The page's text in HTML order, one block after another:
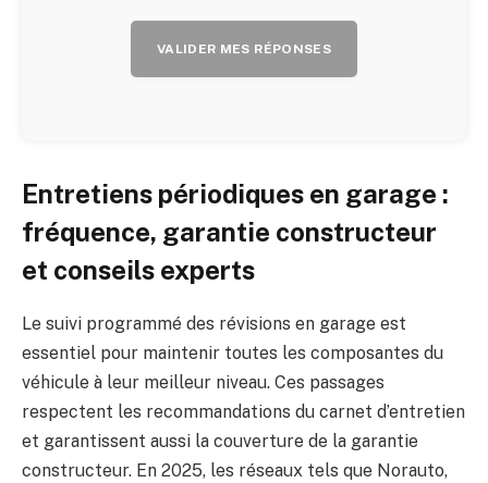
VALIDER MES RÉPONSES
Entretiens périodiques en garage :
fréquence, garantie constructeur
et conseils experts
Le suivi programmé des révisions en garage est
essentiel pour maintenir toutes les composantes du
véhicule à leur meilleur niveau. Ces passages
respectent les recommandations du carnet d’entretien
et garantissent aussi la couverture de la garantie
constructeur. En 2025, les réseaux tels que Norauto,